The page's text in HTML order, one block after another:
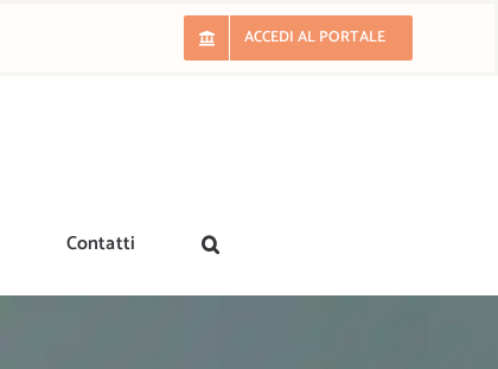
ACCEDI AL PORTALE
Contatti